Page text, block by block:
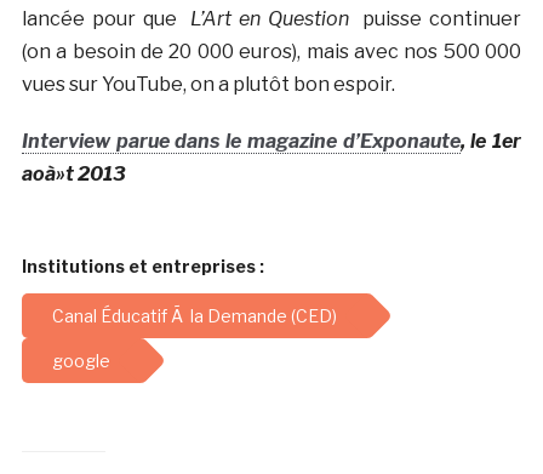
lancée pour que L’Art en Question puisse continuer
(on a besoin de 20 000 euros), mais avec nos 500 000
vues sur YouTube, on a plutôt bon espoir.
Interview parue dans le magazine d’Exponaute, le 1er
aoà»t 2013
Institutions et entreprises :
Canal Éducatif Ã la Demande (CED)
google